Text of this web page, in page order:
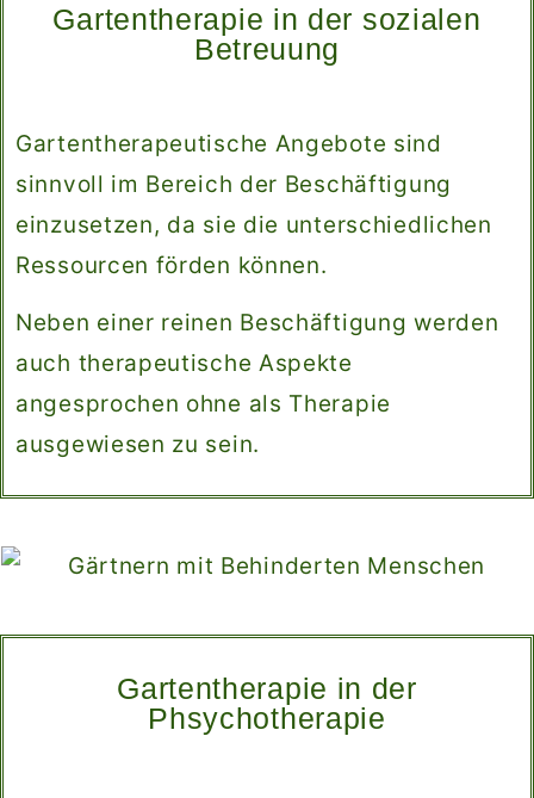
Gartentherapie in der sozialen
Betreuung
Gartentherapeutische Angebote sind
sinnvoll im Bereich der Beschäftigung
einzusetzen, da sie die unterschiedlichen
Ressourcen förden können.
Neben einer reinen Beschäftigung werden
auch therapeutische Aspekte
angesprochen ohne als Therapie
ausgewiesen zu sein.
Gartentherapie in der
Phsychotherapie